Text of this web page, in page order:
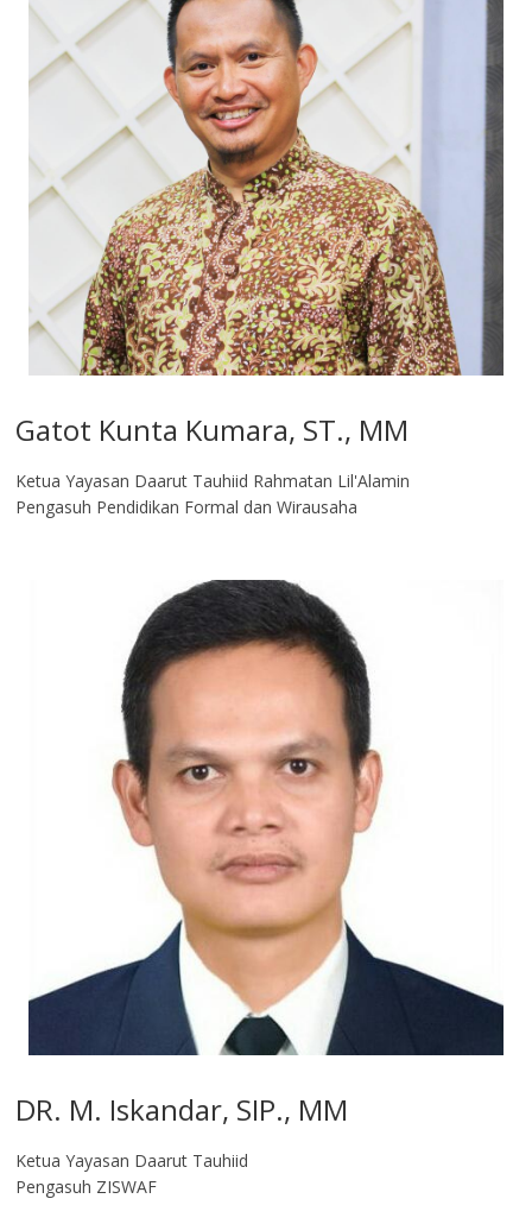
Gatot Kunta Kumara, ST., MM
Ketua Yayasan Daarut Tauhiid Rahmatan Lil'Alamin
Pengasuh Pendidikan Formal dan Wirausaha
DR. M. Iskandar, SIP., MM
Ketua Yayasan Daarut Tauhiid
Pengasuh ZISWAF